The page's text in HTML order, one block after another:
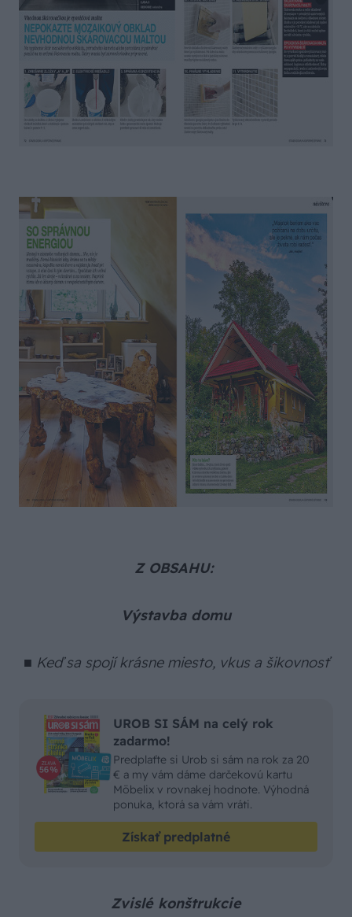
Z OBSAHU:
Výstavba domu
■ Keď sa spojí krásne miesto, vkus a šikovnosť
UROB SI SÁM na celý rok
zadarmo!
Predplaťte si Urob si sám na rok za 20
€ a my vám dáme darčekovú kartu
Möbelix v rovnakej hodnote. Výhodná
ponuka, ktorá sa vám vráti.
Získať predplatné
Zvislé konštrukcie